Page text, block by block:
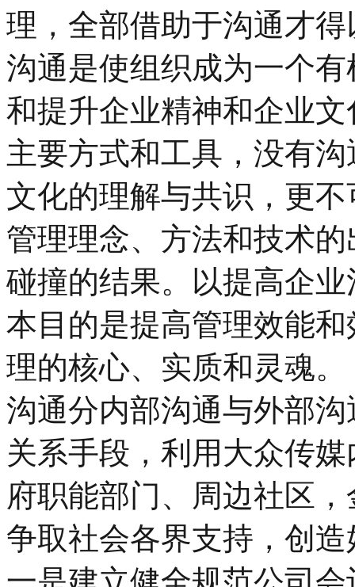
理，全部借助于沟通才
沟通是使组织成为一个
和提升企业精神和企业
主要方式和工具，没有
文化的理解与共识，更
管理理念、方法和技术
碰撞的结果。以提高企
本目的是提高管理效能
理的核心、实质和灵魂。
沟通分内部沟通与外部
关系手段，利用大众传
府职能部门、周边社区
争取社会各界支持，创